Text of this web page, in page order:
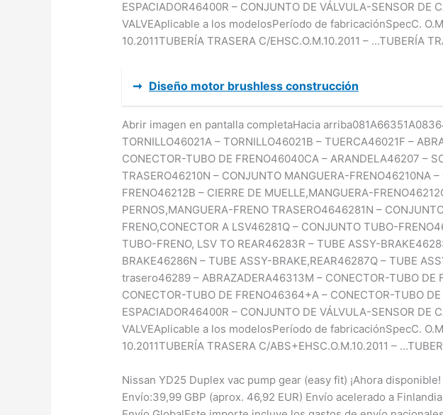
ESPACIADOR46400R – CONJUNTO DE VÁLVULA-SENSOR DE
VALVEAplicable a los modelosPeríodo de fabricaciónSpecC.
10.2011TUBERÍA TRASERA C/EHSC.O.M.10.2011 – …TUBERÍA
➞ Diseño motor brushless construcción
Abrir imagen en pantalla completaHacia
TORNILLO46021A – TORNILLO46021B – TUERCA46021F –
CONECTOR-TUBO DE FRENO46040CA – ARANDELA46207 –
TRASERO46210N – CONJUNTO MANGUERA-FRENO46210NA
FRENO46212B – CIERRE DE MUELLE,MANGUERA-
PERNOS,MANGUERA-FRENO TRASERO4646281N –
FRENO,CONECTOR A LSV46281Q – CONJUNTO TUBO-
TUBO-FRENO, LSV TO REAR46283R – TUBE ASSY-
BRAKE46286N – TUBE ASSY-BRAKE,REAR46287Q – TUBE
trasero46289 – ABRAZADERA46313M – CONECTOR-TUBO DE
CONECTOR-TUBO DE FRENO46364+A – CONECTOR-TUBO
ESPACIADOR46400R – CONJUNTO DE VÁLVULA-SENSOR DE
VALVEAplicable a los modelosPeríodo de fabricaciónSpecC.
10.2011TUBERÍA TRASERA C/ABS+EHSC.O.M.10.2011 –
Nissan YD25 Duplex vac pump gear (easy fit) ¡Ahora disponible!
Envío:39,99 GBP (aprox. 46,92 EUR) Envío acelerado a